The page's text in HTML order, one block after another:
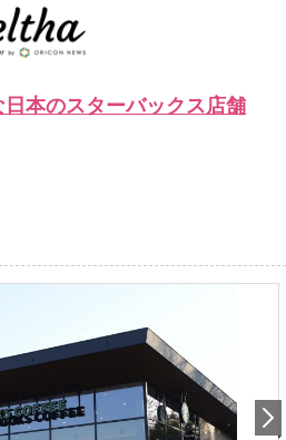
本のスターバックス店舗